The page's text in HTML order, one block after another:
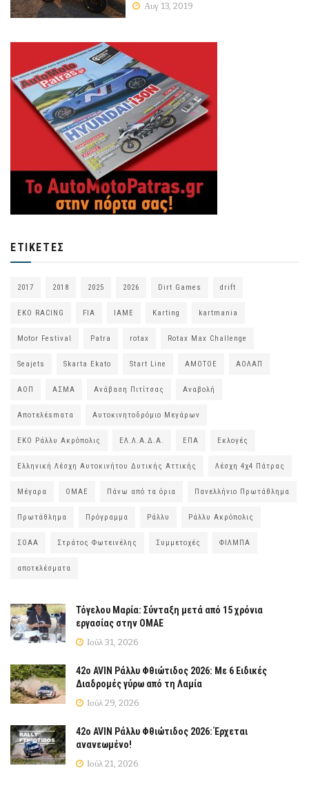
Αυγ 13, 2019
ΕΤΙΚΈΤΕΣ
2017 2018 2025 2026 Dirt Games drift
EKO RACING FIA IAME Karting kartmania
Motor Festival Patra rotax Rotax Max Challenge
Seajets Skarta Ekato Start Line ΑΜΟΤΟΕ ΑΟΛΑΠ
ΑΟΠ ΑΣΜΑ Ανάβαση Πιτίτσας Αναβολή
Αποτελέsmατα Αυτοκινητοδρόμιο Μεγάρων
ΕΚΟ Ράλλυ Ακρόπολις ΕΛ.Λ.Α.Δ.Α. ΕΠΑ Εκλογές
Ελληνική Λέσχη Αυτοκινήτου Δυτικής Αττικής Λέσχη 4χ4 Πάτρας
Μέγαρα ΟΜΑΕ Πάνω από τα όρια Πανελλήνιο Πρωτάθλημα
Πρωτάθλημα Πρόγραμμα Ράλλυ Ράλλυ Ακρόπολις
ΣΟΑΑ Στράτος Φωτεινέλης Συμμετοχές ΦΙΛΜΠΑ
αποτελέσματα
Τόγελου Μαρία: Σύνταξη μετά από 15 χρόνια
εργασίας στην ΟΜΑΕ
Ιούλ 31, 2026
42ο AVIN Ράλλυ Φθιώτιδος 2026: Με 6 Ειδικές
Διαδρομές γύρω από τη Λαμία
Ιούλ 29, 2026
42ο AVIN Ράλλυ Φθιώτιδος 2026: Έρχεται
ανανεωμένο!
Ιούλ 21, 2026